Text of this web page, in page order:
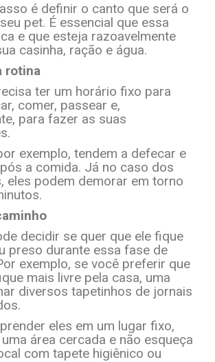
é definir o canto que será o
pet. É essencial que essa
e que esteja razoavelmente
casinha, ração e água.
rotina
ter um horário fixo para
comer, passear e,
para fazer as suas
exemplo, tendem a defecar e
a comida. Já no caso dos
eles podem demorar em torno
decidir se quer que ele fique
preso durante essa fase de
exemplo, se você preferir que
mais livre pela casa, uma
diversos tapetinhos de jornais
eles em um lugar fixo,
área cercada e não esqueça
com tapete higiênico ou